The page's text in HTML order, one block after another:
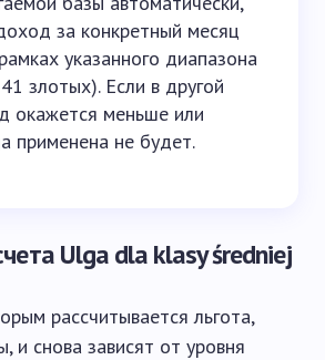
за конкретный месяц
указанного диапазона
злотых). Если в другой
окажется меньше или
применена не будет.
Ulga dla klasy średniej
рассчитывается льгота,
и снова зависят от уровня